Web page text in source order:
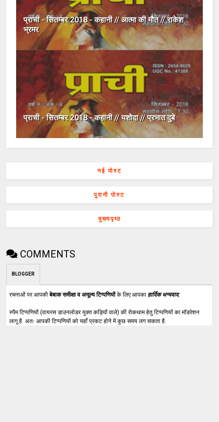
प्राची - सितम्बर 2018 - कहानी // आत्मा की मौत // राकेश
भ्रमर
प्राची - सितम्बर 2018 - कहानी // यशोदा // प्रभात दुबे
नई पोस्ट
पुरानी पोस्ट
मुख्यपृष्ठ
COMMENTS
BLOGGER
रचनाओं पर आपकीबेबाक समीक्षा व अमूल्य टिप्पणियोंके लिए आपका हार्दिक धन्यवाद.
स्पैम टिप्पणियों (वायरस डाउनलोडर युक्त कड़ियों वाले) की रोकथाम हेतु टिप्पणियों का मॉडरेशन
लागू है. अतः आपकी टिप्पणियों को यहाँ प्रकट होने में कुछ समय लग सकता है.